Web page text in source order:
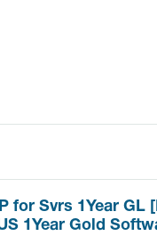
for Svrs 1Year GL
1Year Gold